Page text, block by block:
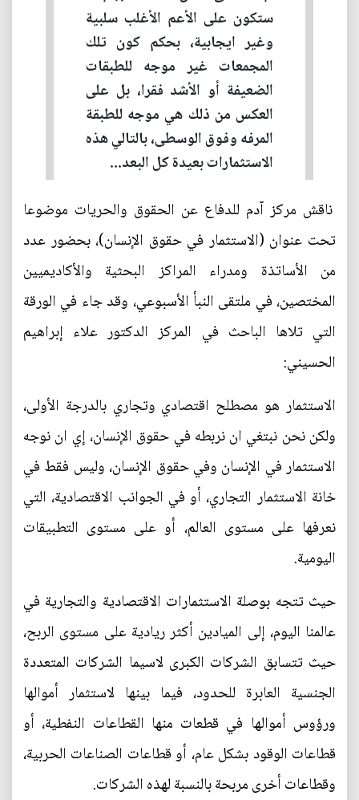
ستكون على الأعم الأغلب سلبية
وغير ايجابية، بحكم كون تلك
المجمعات غير موجه للطبقات
الضعيفة أو الأشد فقرا، بل على
العكس من ذلك هي موجه للطبقة
المرفه وفوق الوسطى، بالتالي هذه
الاستثمارات بعيدة كل البعد...
ناقش مركز آدم للدفاع عن الحقوق والحريات موضوعا
تحت عنوان (الاستثمار في حقوق الإنسان)، بحضور عدد
من الأساتذة ومدراء المراكز البحثية والأكاديميين
المختصين، في ملتقى النبأ الأسبوعي، وقد جاء في الورقة
التي تلاها الباحث في المركز الدكتور علاء إبراهيم
الحسيني:
الاستثمار هو مصطلح اقتصادي وتجاري بالدرجة الأولى،
ولكن نحن نبتغي ان نربطه في حقوق الإنسان، إي ان نوجه
الاستثمار في الإنسان وفي حقوق الإنسان، وليس فقط في
خانة الاستثمار التجاري، أو في الجوانب الاقتصادية، التي
نعرفها على مستوى العالم، أو على مستوى التطبيقات
اليومية.
حيث تتجه بوصلة الاستثمارات الاقتصادية والتجارية في
عالمنا اليوم، إلى الميادين أكثر ريادية على مستوى الربح،
حيث تتسابق الشركات الكبرى لاسيما الشركات المتعددة
الجنسية العابرة للحدود، فيما بينها لاستثمار أموالها
ورؤوس أموالها في قطعات منها القطاعات النفطية، أو
قطاعات الوقود بشكل عام، أو قطاعات الصناعات الحربية،
وقطاعات أخرى مربحة بالنسبة لهذه الشركات.